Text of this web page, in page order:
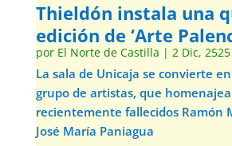
Thieldón instala una
edición de ‘Arte
por El Norte de Castilla | 2 Dic, 2525
La sala de Unicaja se convierte
grupo de artistas, que
recientemente fallecidos Ramón
José María Paniagua